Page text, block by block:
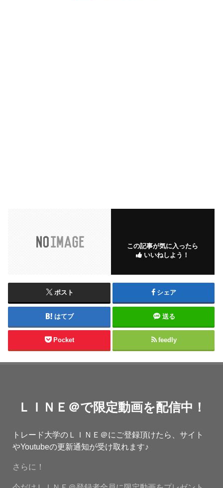
この記事が気に入ったら
いいねしよう！
ポスト シェア
はてブ 送る
Pocket feedly
ＬＩＮＥ＠で限定動画を配信中！
トレード大学のＬＩＮＥ＠にご登録頂けたら、サイト
やYoutubeの更新通知が受け取れます♪
さらに！